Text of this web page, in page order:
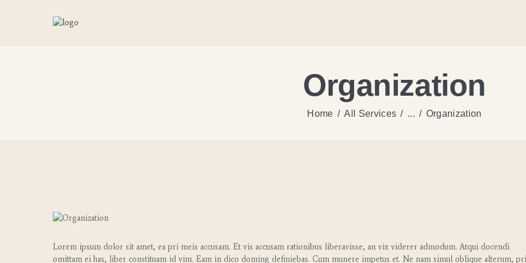
Organization
Home All Services ... Organization
Lorem ipsum dolor sit amet, ea pri meis accusam. Et vis accusam rationibus liberavisse, an vix viderer admodum. Atqui docendi
omittam ei has, liber constituam id vim. Eam in dico doming definiebas. Cum munere impetus et. Ne nam simul oblique alterum, pri